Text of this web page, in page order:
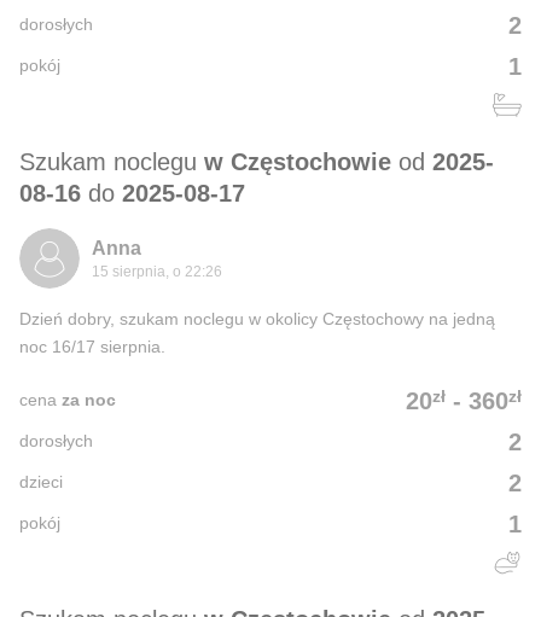
2
dorosłych
1
pokój
Szukam noclegu w Częstochowie od 2025-
08-16 do 2025-08-17
Anna
15 sierpnia, o 22:26
Dzień dobry, szukam noclegu w okolicy Częstochowy na jedną
noc 16/17 sierpnia.
20zł - 360zł
cena za noc
2
dorosłych
2
dzieci
1
pokój